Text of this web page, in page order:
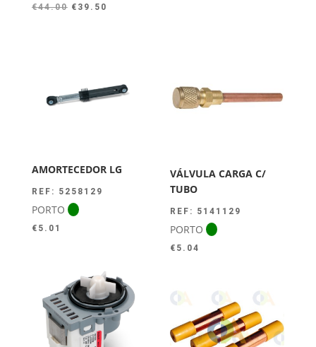
€44.00 O
€ 39.50
AMORTECEDOR LG
REF: 5258129
PORTO
€ 5.01
VÁLVULA CARGA C/
TUBO
REF: 5141129
PORTO
€ 5.04